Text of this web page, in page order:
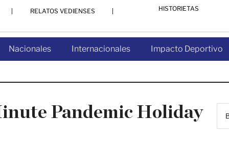
RELATOS VEDIENSES HISTORIETAS
Nacionales Internacionales Impacto Deportivo
Pandemic Holiday